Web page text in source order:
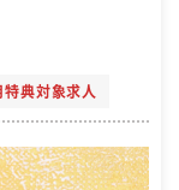
典対象求人